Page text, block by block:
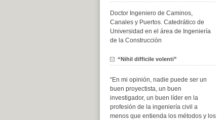
Doctor Ingeniero de Caminos,
Canales y Puertos. Catedrático de
Universidad en el área de Ingeniería
de la Construcción
“Nihil difficile volenti”
“En mi opinión, nadie puede ser un
buen proyectista, un buen
investigador, un buen líder en la
profesión de la ingeniería civil a
menos que entienda los métodos y los